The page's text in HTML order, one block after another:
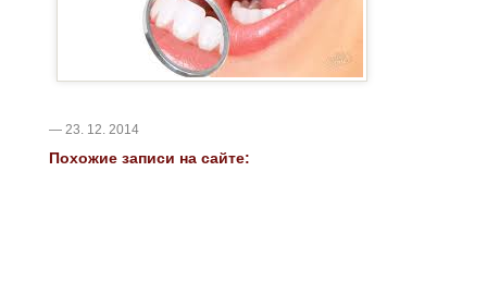
— 23. 12. 2014
Похожие записи на сайте: